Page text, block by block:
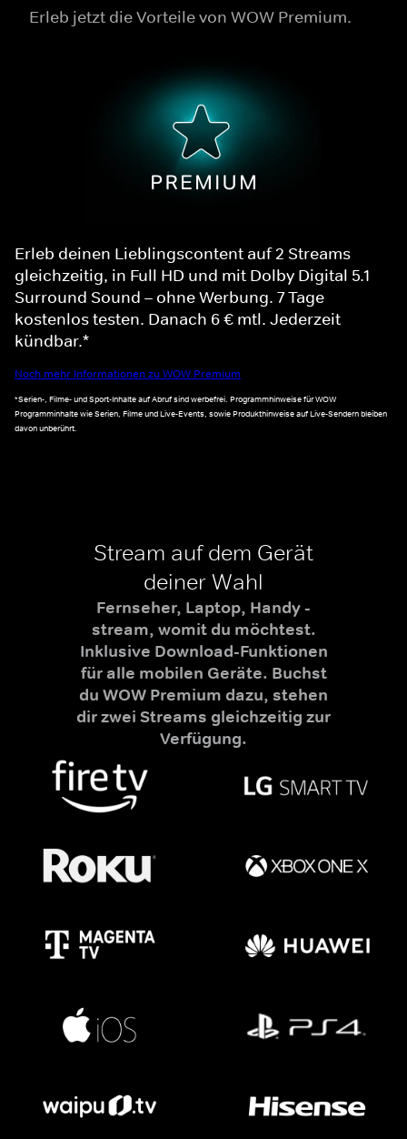
Erleb jetzt die Vorteile von WOW Premium.
Erleb deinen Lieblingscontent auf 2 Streams
gleichzeitig, in Full HD und mit Dolby Digital 5.1
Surround Sound – ohne Werbung. 7 Tage
kostenlos testen. Danach 6 € mtl. Jederzeit
kündbar.*
Noch mehr Informationen zu WOW Premium
*Serien-, Filme- und Sport-Inhalte auf Abruf sind werbefrei. Programmhinweise für WOW
Programminhalte wie Serien, Filme und Live-Events, sowie Produkthinweise auf Live-Sendern bleiben
davon unberührt.
Stream auf dem Gerät
deiner Wahl
Fernseher, Laptop, Handy -
stream, womit du möchtest.
Inklusive Download-Funktionen
für alle mobilen Geräte. Buchst
du WOW Premium dazu, stehen
dir zwei Streams gleichzeitig zur
Verfügung.